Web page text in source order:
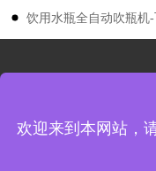
饮用水瓶全自动吹瓶机
江苏飞鸽友联
地址： 江苏省张
欢迎来到本网站，